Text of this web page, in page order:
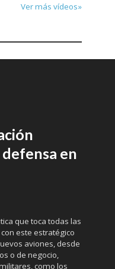
Ver más vídeos»
en
que toca todas las
este estratégico
aviones, desde
o de negocio,
como los